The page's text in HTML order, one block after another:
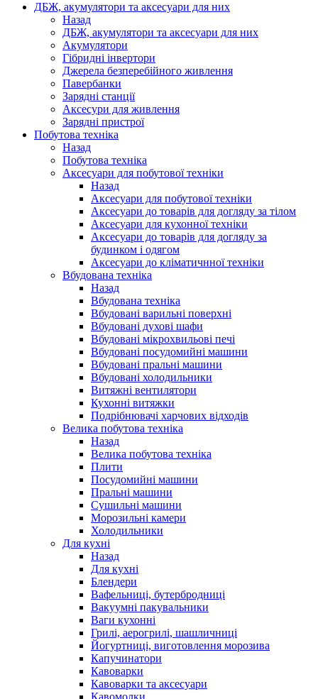
ДБЖ, акумулятори та аксесуари для них
Назад
ДБЖ, акумулятори та аксесуари для них
Акумулятори
Гібридні інвертори
Джерела безперебійного живлення
Павербанки
Зарядні станції
Аксесури для живлення
Зарядні пристрої
Побутова техніка
Назад
Побутова техніка
Аксесуари для побутової техніки
Назад
Аксесуари для побутової техніки
Аксесуари до товарів для догляду за тілом
Аксесуари для кухонної техніки
Аксесуари до товарів для догляду за
будинком і одягом
Аксесуари до кліматичнної техніки
Вбудована техніка
Назад
Вбудована техніка
Вбудовані варильні поверхні
Вбудовані духові шафи
Вбудовані мікрохвильові печі
Вбудовані посудомийні машини
Вбудовані пральні машини
Вбудовані холодильники
Витяжні вентилятори
Кухонні витяжки
Подрібнювачі харчових відходів
Велика побутова техніка
Назад
Велика побутова техніка
Плити
Посудомийні машини
Пральні машини
Сушильні машини
Морозильні камери
Холодильники
Для кухні
Назад
Для кухні
Блендери
Вафельниці, бутербродниці
Вакуумні пакувальники
Ваги кухонні
Грилі, аерогрилі, шашличниці
Йогуртниці, виготовлення морозива
Капучинатори
Кавоварки
Кавоварки та аксесуари
Кавомолки